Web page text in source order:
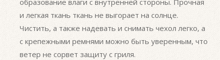
образование влаги с внутренней стороны. Прочная
и легкая ткань ткань не выгорает на солнце.
Чистить, а также надевать и снимать чехол легко, а
с крепежными ремнями можно быть уверенным, что
ветер не сорвет защиту с гриля.